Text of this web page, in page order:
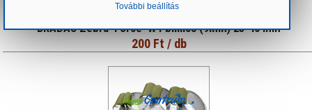
További beállítás
BRADAS Zebra 'Force' W1 bilincs (9mm) 25-40 mm
200 Ft / db